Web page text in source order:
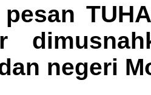
negeri